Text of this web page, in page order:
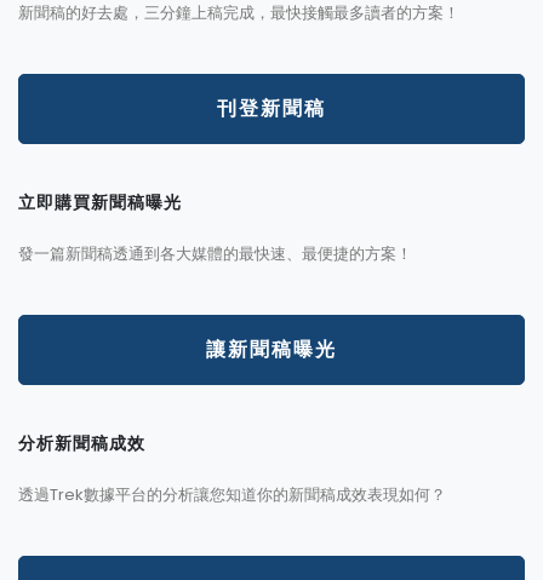
新聞稿的好去處，三分鐘上稿完成，最快接觸最多讀者的方案！
刊登新聞稿
立即購買新聞稿曝光
發一篇新聞稿透通到各大媒體的最快速、最便捷的方案！
讓新聞稿曝光
分析新聞稿成效
透過Trek數據平台的分析讓您知道你的新聞稿成效表現如何？